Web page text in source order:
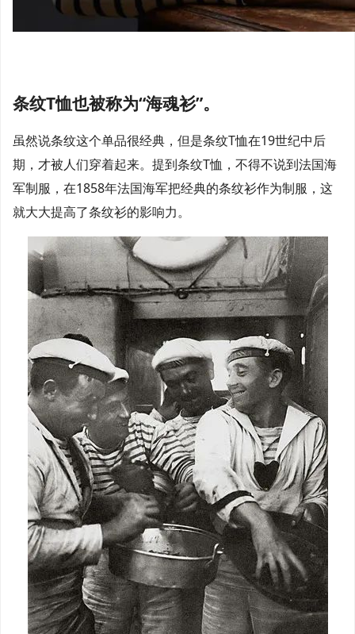
条纹T恤也被称为“海魂衫”。
虽然说条纹这个单品很经典，但是条纹T恤在19世纪中后
期，才被人们穿着起来。提到条纹T恤，不得不说到法国海
军制服，在1858年法国海军把经典的条纹衫作为制服，这
就大大提高了条纹衫的影响力。